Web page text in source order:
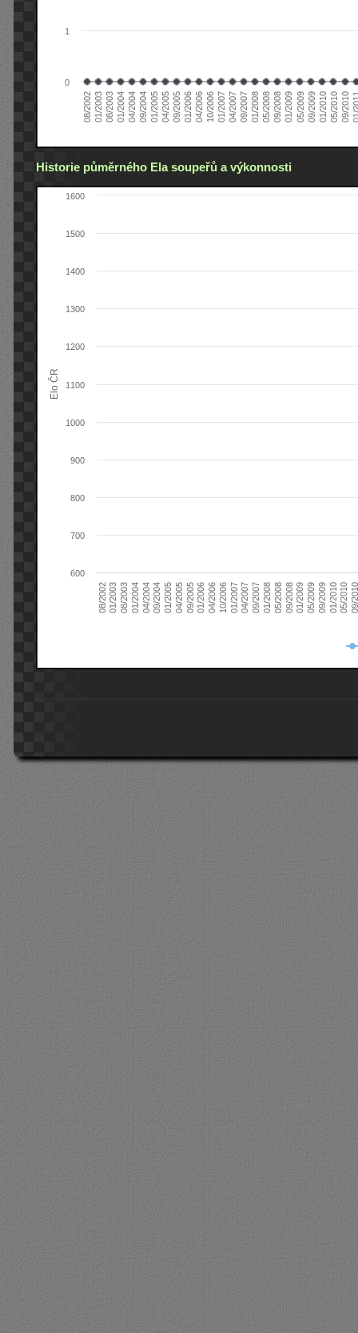
08/200201/200308/200301/200404/200409/200401/200504/200509/200501/200604/200610/200601/200704/200709/200701/200805/200809/200801/200905/200909/200901/201005/201009/2010
0
1
Historie půměrného Ela soupeřů a výkonnosti
Elo ČR
08/200201/200308/200301/200404/200409/200401/200504/200509/200501/200604/200610/200601/200704/200709/200701/200805/200809/200801/200905/200909/200901/201005/201009/
600
700
800
900
1000
1100
1200
1300
1400
1500
1600